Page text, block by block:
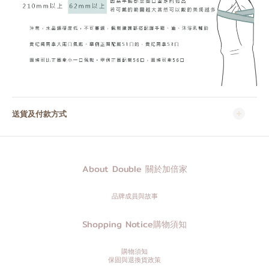
送貨及付款方式
About Double 關於加倍家
品牌成員與故事
Shopping Notice購物須知
購物須知
保固與退換貨政策